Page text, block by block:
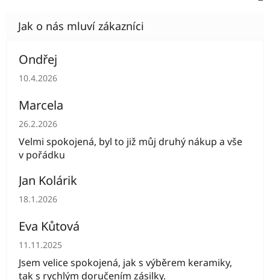
Ondřej
Hodnocení obchodu je 5 z 5 hvězdiček.
10.4.2026
Marcela
Hodnocení obchodu je 5 z 5 hvězdiček.
26.2.2026
Velmi spokojená, byl to již můj druhý nákup a vše
v pořádku
Jan Kolárik
Hodnocení obchodu je 5 z 5 hvězdiček.
18.1.2026
Eva Kůtová
Hodnocení obchodu je 5 z 5 hvězdiček.
11.11.2025
Jsem velice spokojená, jak s výběrem keramiky,
tak s rychlým doručením zásilky.